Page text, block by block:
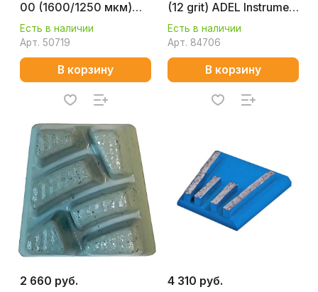
00 (1600/1250 мкм)
D0J2M0165012500
Есть в наличии
Арт. 50719
В корзину
(12 grit) ADEL Instrument
AI-1603010101
Есть в наличии
Арт. 84706
В корзину
2 660 руб.
4 310 руб.